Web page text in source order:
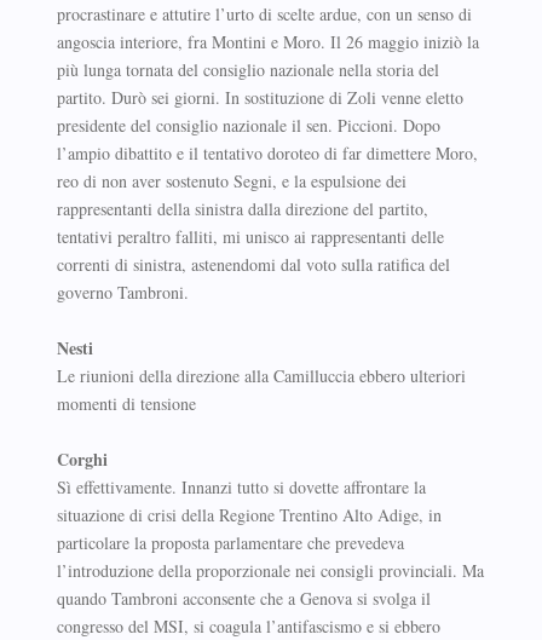
procrastinare e attutire l’urto di scelte ardue, con un senso di
angoscia interiore, fra Montini e Moro. Il 26 maggio iniziò la
più lunga tornata del consiglio nazionale nella storia del
partito. Durò sei giorni. In sostituzione di Zoli venne eletto
presidente del consiglio nazionale il sen. Piccioni. Dopo
l’ampio dibattito e il tentativo doroteo di far dimettere Moro,
reo di non aver sostenuto Segni, e la espulsione dei
rappresentanti della sinistra dalla direzione del partito,
tentativi peraltro falliti, mi unisco ai rappresentanti delle
correnti di sinistra, astenendomi dal voto sulla ratifica del
governo Tambroni.
Nesti
Le riunioni della direzione alla Camilluccia ebbero ulteriori
momenti di tensione
Corghi
Sì effettivamente. Innanzi tutto si dovette affrontare la
situazione di crisi della Regione Trentino Alto Adige, in
particolare la proposta parlamentare che prevedeva
l’introduzione della proporzionale nei consigli provinciali. Ma
quando Tambroni acconsente che a Genova si svolga il
congresso del MSI, si coagula l’antifascismo e si ebbero